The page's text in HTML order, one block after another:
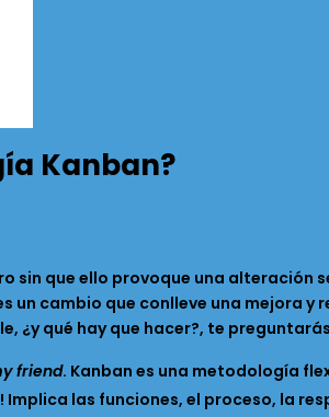
Kanban?
sin que ello provoque una alteración
cambio que conlleve una mejora y
¿y qué hay que hacer?, te
friend. Kanban es una metodología
las funciones, el proceso, la